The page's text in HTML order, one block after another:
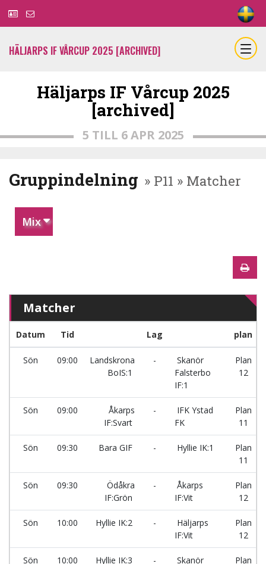
HÄLJARPS IF VÅRCUP 2025 [ARCHIVED]
Häljarps IF Vårcup 2025
[archived]
5 TILL 6 APR 2025
Gruppindelning » P11 » Matcher
Mix
Matcher
Datum Tid Lag plan
Sön 09:00
Landskrona
BoIS:1
-
Skanör
Falsterbo
IF:1
Plan
12
Sön 09:00
Åkarps
IF:Svart
-
IFK Ystad
FK
Plan
11
Sön 09:30 Bara GIF - Hyllie IK:1
Plan
11
Sön 09:30
Ödåkra
IF:Grön
-
Åkarps
IF:Vit
Plan
12
Sön 10:00 Hyllie IK:2 -
Häljarps
IF:Vit
Plan
12
Sön 10:00 Hyllie IK:3 -
Skanör
Plan